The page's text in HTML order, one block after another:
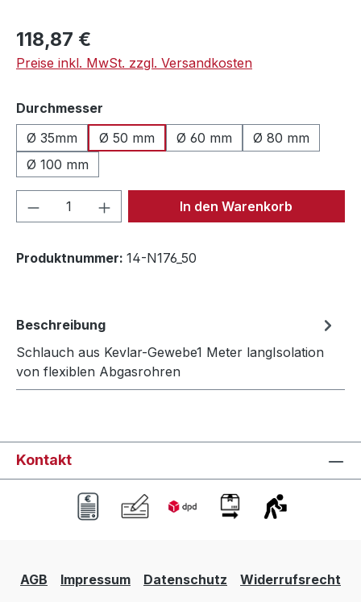
Regulärer Preis:
118,87 €
Preise inkl. MwSt. zzgl. Versandkosten
Durchmesser
Ø 35mm
Ø 50 mm Ø 60 mm
Ø 80 mm
Ø 100 mm
Produkt Anzahl: Gib denIn den Warenkorb
Produktnummer: 14-N176_50
Beschreibung
Schlauch aus Kevlar-Gewebe1 Meter langIsolation
von flexiblen Abgasrohren
Kontakt
AGB Impressum Datenschutz Widerrufsrecht